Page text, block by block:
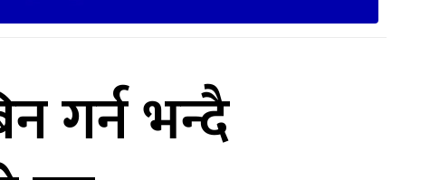
गर्न भन्दै